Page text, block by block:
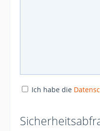
Ich habe die